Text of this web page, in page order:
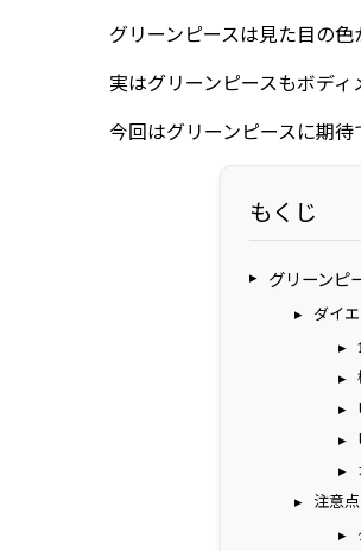
グリーンピースは見た目の
実はグリーンピースもボデ
今回はグリーンピースに期
もくじ
グリーンピ
ダイ
注意点